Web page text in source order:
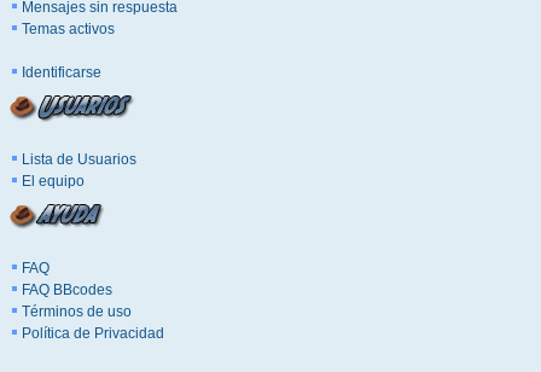
Mensajes sin respuesta
Temas activos
Identificarse
Lista de Usuarios
El equipo
FAQ
FAQ BBcodes
Términos de uso
Política de Privacidad